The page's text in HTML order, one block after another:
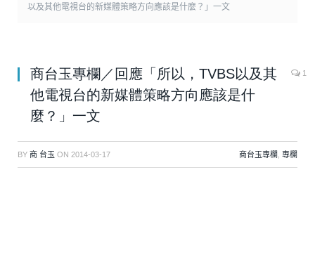
以及其他電視台的新媒體策略方向應該是什麼？」一文
商台玉專欄／回應「所以，TVBS以及其
他電視台的新媒體策略方向應該是什
麼？」一文
1
BY 商 台玉 ON 2014-03-17 商台玉專欄 專欄